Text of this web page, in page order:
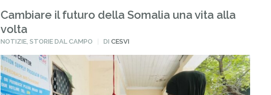
Cambiare il futuro della Somalia una vita alla
volta
PUBBLICATO
NOTIZIE,STORIE DAL CAMPO DICESVI